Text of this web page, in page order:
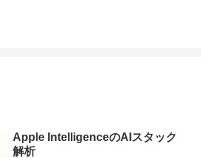
Apple IntelligenceのAIスタック
解析